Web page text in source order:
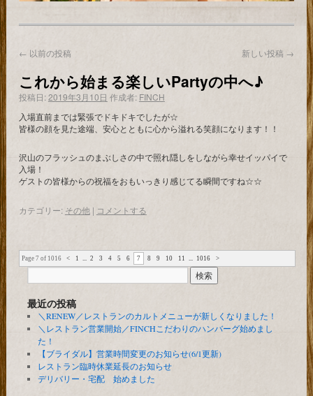
← 以前の投稿 新しい投稿 →
これから始まる楽しいPartyの中へ♪
投稿日:2019年3月10日 作成者: FINCH
入場直前までは緊張でドキドキでしたが☆
皆様の顔を見た途端、安心とともに心から溢れる笑顔になります！！
沢山のフラッシュのまぶしさの中で照れ隠しをしながら幸せイッパイで
入場！
ゲストの皆様からの祝福をおもいっきり感じてる瞬間ですね☆☆
カテゴリー: その他 | コメントする
Page 7 of 1016 < 1 ... 2 3 4 5 6 7 8 9 10 11 ... 1016 >
最近の投稿
＼RENEW／レストランのカルトメニューが新しくなりました！
＼レストラン営業開始／FINCHこだわりのハンバーグ始めまし
た！
【ブライダル】営業時間変更のお知らせ(6/1更新)
レストラン臨時休業延長のお知らせ
デリバリー・宅配 始めました